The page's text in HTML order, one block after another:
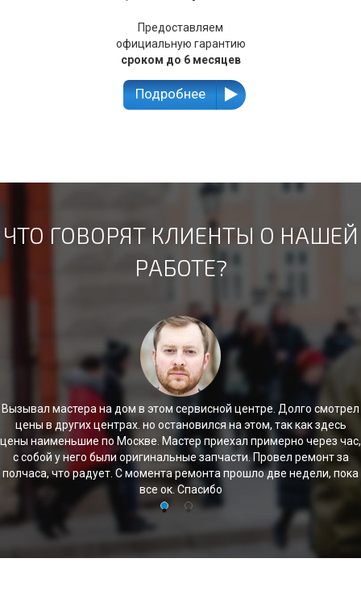
Предоставляем
официальную гарантию
сроком до 6 месяцев
Подробнее
ЧТО ГОВОРЯТ КЛИЕНТЫ О НАШЕЙ
РАБОТЕ?
Обращалась в эту компанию за ремонтом. Менеджер быстро
проконсультировала по моему вопросу, после чего необходимость
в ремонте отпала - оказалось, что просто случилась ошибка.
Спасибо, что сэкономили мое время и деньги!